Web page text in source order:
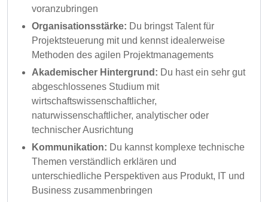
voranzubringen
Organisationsstärke: Du bringst Talent für
Projektsteuerung mit und kennst idealerweise
Methoden des agilen Projektmanagements
Akademischer Hintergrund: Du hast ein sehr gut
abgeschlossenes Studium mit
wirtschaftswissenschaftlicher,
naturwissenschaftlicher, analytischer oder
technischer Ausrichtung
Kommunikation: Du kannst komplexe technische
Themen verständlich erklären und
unterschiedliche Perspektiven aus Produkt, IT und
Business zusammenbringen